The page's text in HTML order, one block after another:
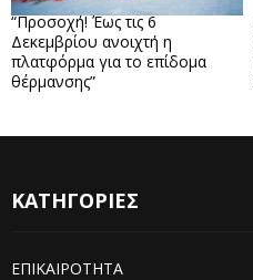
“Προσοχή! Έως τις 6
Δεκεμβρίου ανοιχτή η
πλατφόρμα για το επίδομα
θέρμανσης”
ΚΑΤΗΓΟΡΙΕΣ
ΕΠΙΚΑΙΡΟΤΗΤΑ